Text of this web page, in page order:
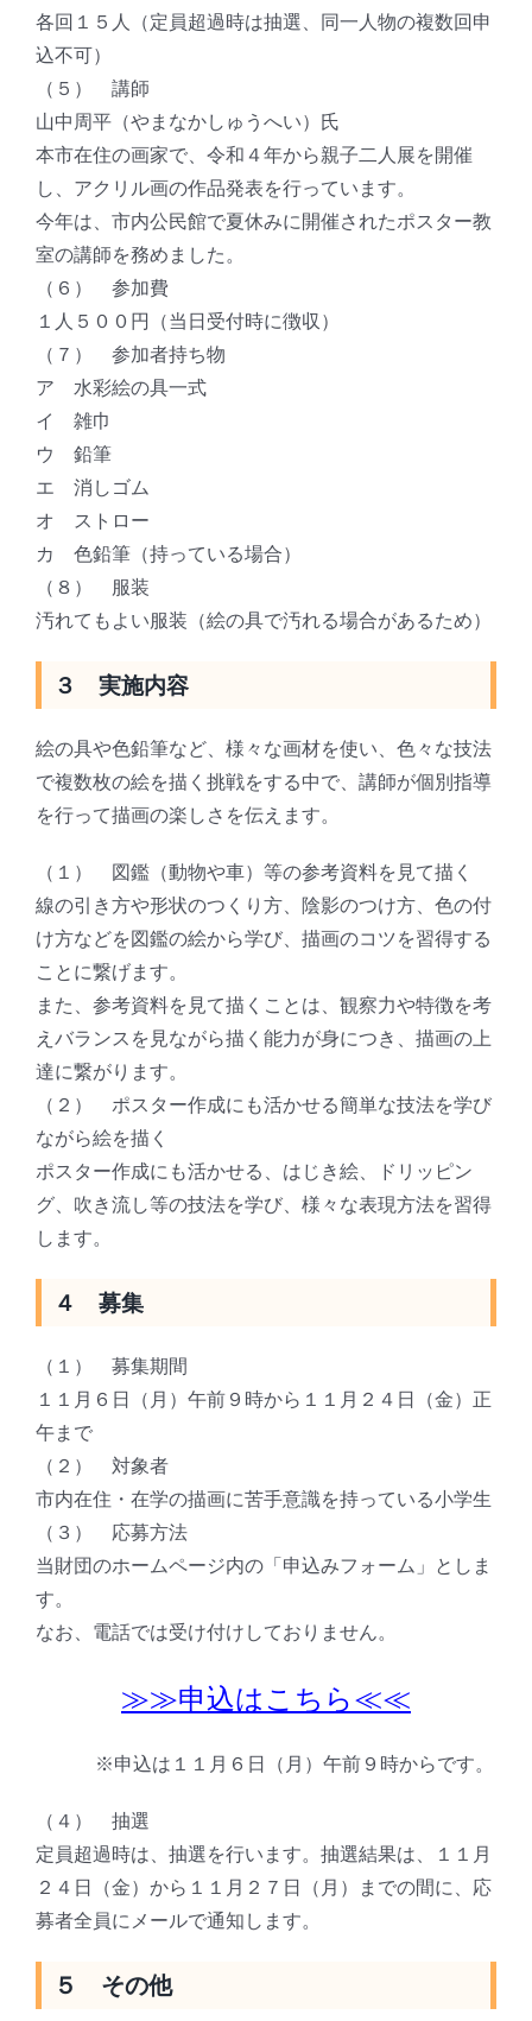
各回１５人（定員超過時は抽選、同一人物の複数回申
込不可）
（５） 講師
山中周平（やまなかしゅうへい）氏
本市在住の画家で、令和４年から親子二人展を開催
し、アクリル画の作品発表を行っています。
今年は、市内公民館で夏休みに開催されたポスター教
室の講師を務めました。
（６） 参加費
１人５００円（当日受付時に徴収）
（７） 参加者持ち物
ア 水彩絵の具一式
イ 雑巾
ウ 鉛筆
エ 消しゴム
オ ストロー
カ 色鉛筆（持っている場合）
（８） 服装
汚れてもよい服装（絵の具で汚れる場合があるため）
３ 実施内容
絵の具や色鉛筆など、様々な画材を使い、色々な技法
で複数枚の絵を描く挑戦をする中で、講師が個別指導
を行って描画の楽しさを伝えます。
（１） 図鑑（動物や車）等の参考資料を見て描く
線の引き方や形状のつくり方、陰影のつけ方、色の付
け方などを図鑑の絵から学び、描画のコツを習得する
ことに繋げます。
また、参考資料を見て描くことは、観察力や特徴を考
えバランスを見ながら描く能力が身につき、描画の上
達に繋がります。
（２） ポスター作成にも活かせる簡単な技法を学び
ながら絵を描く
ポスター作成にも活かせる、はじき絵、ドリッピン
グ、吹き流し等の技法を学び、様々な表現方法を習得
します。
４ 募集
（１） 募集期間
１１月６日（月）午前９時から１１月２４日（金）正
午まで
（２） 対象者
市内在住・在学の描画に苦手意識を持っている小学生
（３） 応募方法
当財団のホームページ内の「申込みフォーム」としま
す。
なお、電話では受け付けしておりません。
≫≫申込はこちら≪≪
※申込は１１月６日（月）午前９時からです。
（４） 抽選
定員超過時は、抽選を行います。抽選結果は、１１月
２４日（金）から１１月２７日（月）までの間に、応
募者全員にメールで通知します。
５ その他